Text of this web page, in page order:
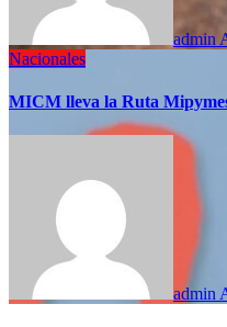
admin
Nacionales
MICM lleva la Ruta
admin